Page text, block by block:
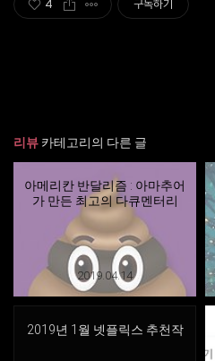
4 구독하기
리뷰 카테고리의 다른 글
아메리칸 반달리즘 : 아마추어
가 만든 최고의 다큐멘터리
2019.04.14
2019년 1월 넷플릭스 추천작